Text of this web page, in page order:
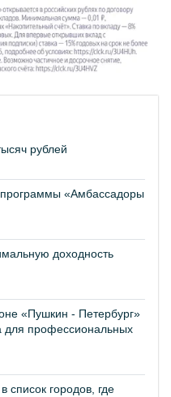
рублей
«Амбассадоры
доходность
«Пушкин - Петербург»
для профессиональных
список городов, где